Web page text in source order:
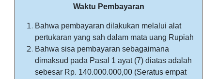
Waktu Pembayaran
Bahwa pembayaran dilakukan melalui alat
pertukaran yang sah dalam mata uang Rupiah
Bahwa sisa pembayaran sebagaimana
dimaksud pada Pasal 1 ayat (7) diatas adalah
sebesar Rp. 140.000.000,00 (Seratus empat